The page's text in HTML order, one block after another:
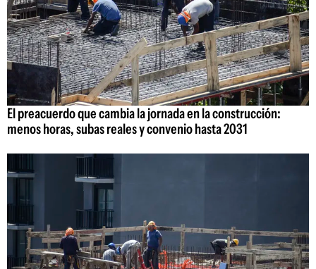
El preacuerdo que cambia la jornada en la construcción:
menos horas, subas reales y convenio hasta 2031